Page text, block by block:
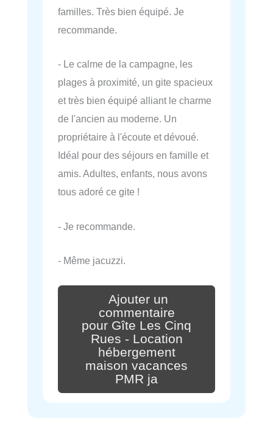
familles. Très bien équipé. Je
recommande.
- Le calme de la campagne, les
plages à proximité, un gite spacieux
et très bien équipé alliant le charme
de l'ancien au moderne. Un
propriétaire à l'écoute et dévoué.
Idéal pour des séjours en famille et
amis. Adultes, enfants, nous avons
tous adoré ce gite !
- Je recommande.
- Même jacuzzi.
Ajouter un
commentaire
pour Gîte Les Cinq
Rues - Location
hébergement
maison vacances
PMR ja